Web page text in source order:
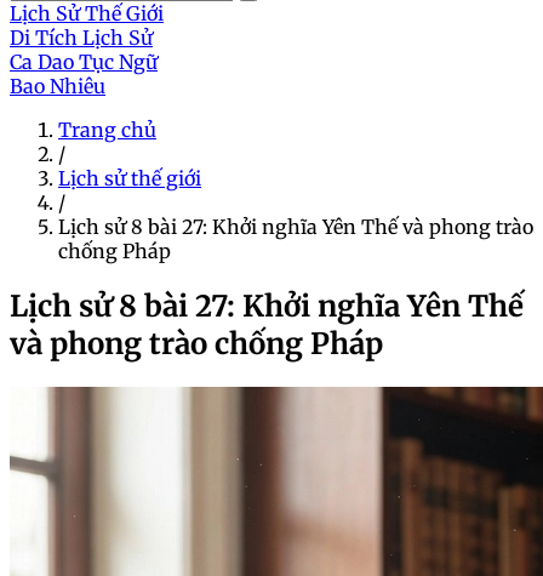
Lịch Sử Thế Giới
Di Tích Lịch Sử
Ca Dao Tục Ngữ
Bao Nhiêu
Trang chủ
/
Lịch sử thế giới
/
Lịch sử 8 bài 27: Khởi nghĩa Yên Thế và phong trào
chống Pháp
Lịch sử 8 bài 27: Khởi nghĩa Yên Thế
và phong trào chống Pháp